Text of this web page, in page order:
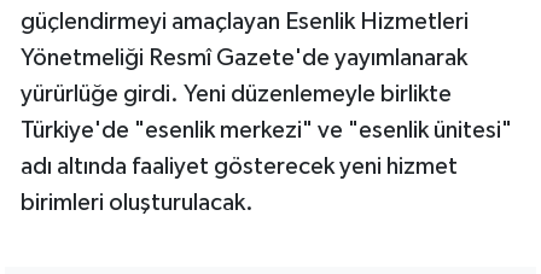
güçlendirmeyi amaçlayan Esenlik Hizmetleri
Yönetmeliği Resmî Gazete'de yayımlanarak
yürürlüğe girdi. Yeni düzenlemeyle birlikte
Türkiye'de "esenlik merkezi" ve "esenlik ünitesi"
adı altında faaliyet gösterecek yeni hizmet
birimleri oluşturulacak.